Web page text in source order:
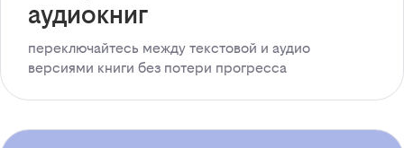
аудиокниг
переключайтесь между текстовой и аудио
версиями книги без потери прогресса